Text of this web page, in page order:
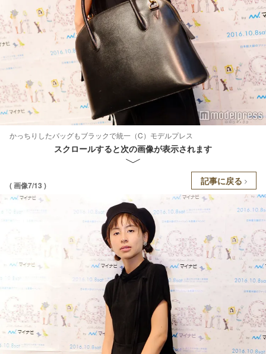
かっちりしたバッグもブラックで統一（C）モデルプレス
スクロールすると次の画像が表示されます
( 画像7/13 ) 記事に戻る